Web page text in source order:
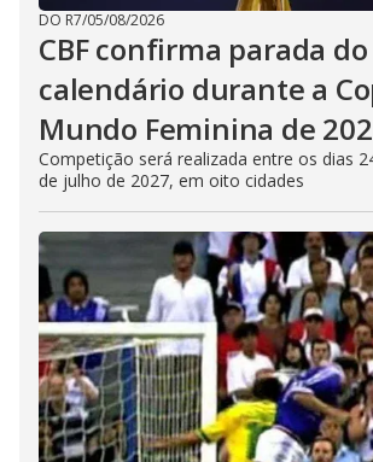
DO R7/05/08/2026
CBF confirma parada do
calendário durante a
Mundo Feminina de
Competição será realizada entre os dias
de julho de 2027, em oito cidades